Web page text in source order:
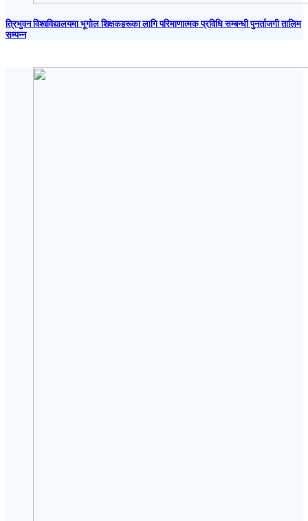
त्रिभुवन विश्वविद्यालयमा भूगोल शिक्षकहरूका लागि परिमाणात्मक प्रविधि सम्बन्धी पुनर्ताजगी तालिम
सम्पन्न